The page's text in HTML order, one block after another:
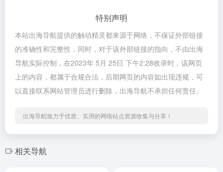
特别声明
本站出海导航提供的触动精灵都来源于网络，不保证外部链接
的准确性和完整性，同时，对于该外部链接的指向，不由出海
导航实际控制，在2023年 5月 25日 下午2:28收录时，该网页
上的内容，都属于合规合法，后期网页的内容如出现违规，可
以直接联系网站管理员进行删除，出海导航不承担任何责任。
出海导航致力于优质、实用的网络站点资源收集与分享！
相关导航